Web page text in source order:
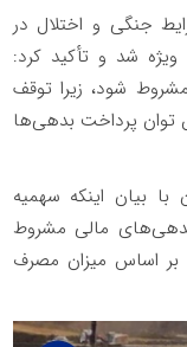
جنگی و اختلال در
شد و تأکید کرد:
شود، زیرا توقف
توان پرداخت بدهی‌ها
بیان اینکه سهمیه
مالی مشروط
اساس میزان مصرف